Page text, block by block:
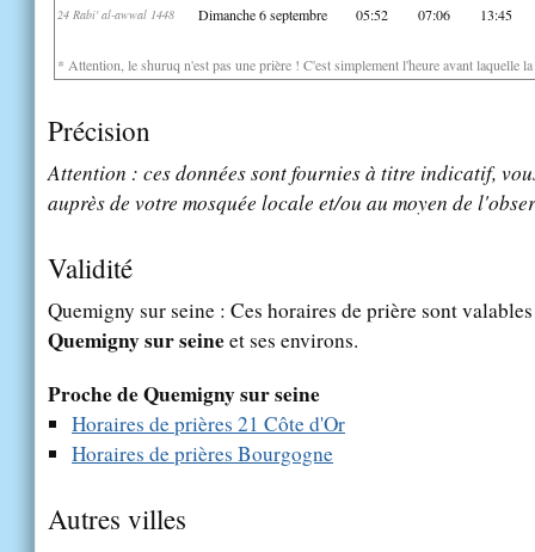
24 Rabi' al-awwal 1448 Dimanche 6 septembre 05:52 07:06 13:45
* Attention, le shuruq n'est pas une prière ! C'est simplement l'heure avant laquelle
Précision
Attention : ces données sont fournies à titre indicatif,
auprès de votre mosquée locale et/ou au moyen de
Validité
Quemigny sur seine : Ces horaires de prière sont
Quemigny sur seineet ses environs.
Proche de Quemigny sur seine
Horaires de prières 21 Côte d'Or
Horaires de prières Bourgogne
Autres villes